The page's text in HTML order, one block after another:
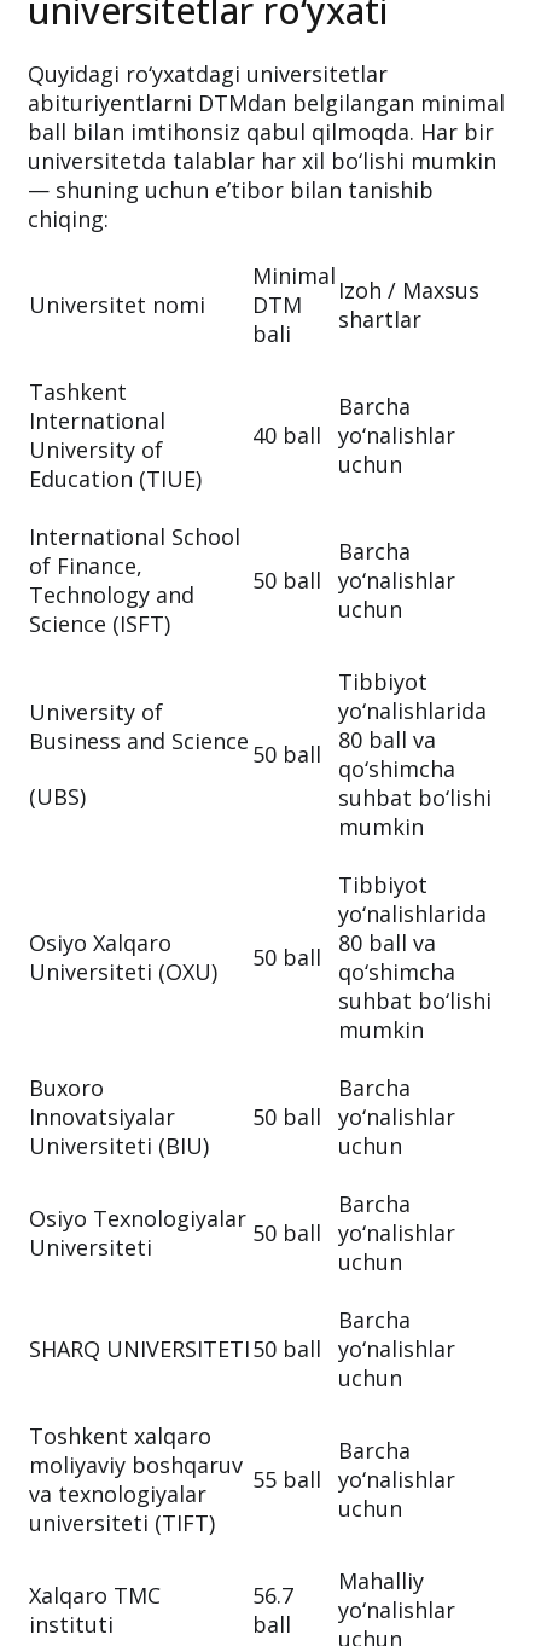
universitetlar ro‘yxati
Quyidagi ro‘yxatdagi universitetlar
abituriyentlarni DTMdan belgilangan minimal
ball bilan imtihonsiz qabul qilmoqda. Har bir
universitetda talablar har xil bo‘lishi mumkin
— shuning uchun e’tibor bilan tanishib
chiqing:
Universitet nomi
Minimal
DTM
bali
Izoh / Maxsus
shartlar
Tashkent
International
University of
Education (TIUE)
40 ball
Barcha
yo‘nalishlar
uchun
International School
of Finance,
Technology and
Science (ISFT)
50 ball
Barcha
yo‘nalishlar
uchun
University of
Business and Science
(UBS)
50 ball
Tibbiyot
yo‘nalishlarida
80 ball va
qo‘shimcha
suhbat bo‘lishi
mumkin
Osiyo Xalqaro
Universiteti (OXU)
50 ball
Tibbiyot
yo‘nalishlarida
80 ball va
qo‘shimcha
suhbat bo‘lishi
mumkin
Buxoro
Innovatsiyalar
Universiteti (BIU)
50 ball
Barcha
yo‘nalishlar
uchun
Osiyo Texnologiyalar
Universiteti
50 ball
Barcha
yo‘nalishlar
uchun
SHARQ UNIVERSITETI50 ball
Barcha
yo‘nalishlar
uchun
Toshkent xalqaro
moliyaviy boshqaruv
va texnologiyalar
universiteti (TIFT)
55 ball
Barcha
yo‘nalishlar
uchun
Xalqaro TMC
instituti
56.7
ball
Mahalliy
yo‘nalishlar
uchun